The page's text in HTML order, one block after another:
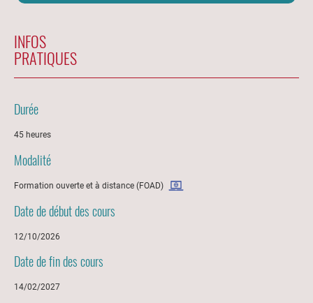
INFOS
PRATIQUES
Durée
45 heures
Modalité
Formation ouverte et à distance (FOAD)
Date de début des cours
12/10/2026
Date de fin des cours
14/02/2027